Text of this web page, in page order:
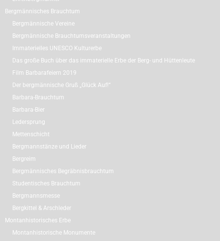
Bergmännisches Brauchtum
Bergmännische Vereine
Bergmännische Brauchtumsveranstaltungen
Immaterielles UNESCO Kulturerbe
Das große Buch über das immaterielle Erbe der Berg- und Hüttenleute
Film Barbarafeiern 2019
Der bergmännische Gruß „Glück Auf!“
Barbara-Brauchtum
Barbara-Bier
Ledersprung
Mettenschicht
Bergmannstänze und Lieder
Bergreim
Bergmännisches Begräbnisbrauchtum
Studentisches Brauchtum
Bergmannsmesse
Bergkittel & Arschleder
Montanhistorisches Erbe
Montanhistorische Monumente